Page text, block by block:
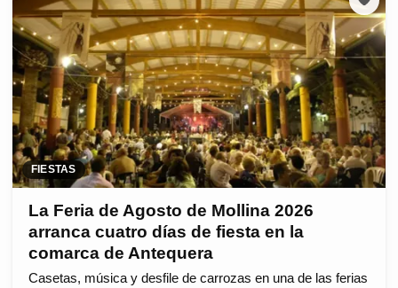
FIESTAS
La Feria de Agosto de Mollina 2026
arranca cuatro días de fiesta en la
comarca de Antequera
Casetas, música y desfile de carrozas en una de las ferias